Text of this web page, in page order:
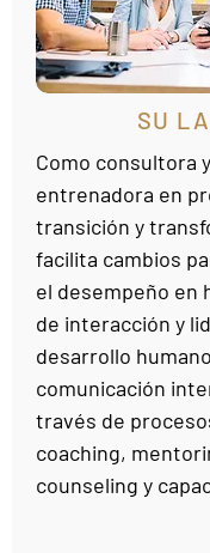
SU
Como consultora y
entrenadora en
transición y
facilita cambios
el desempeño en
de interacción y
desarrollo
comunicación
través de
coaching,
counseling y